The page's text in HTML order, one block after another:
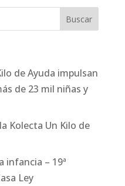
de Ayuda impulsan
de 23 mil niñas y
Kolecta Un Kilo de
infancia – 19ª
Ley